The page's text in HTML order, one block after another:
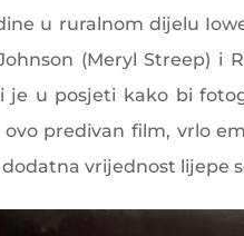
u ruralnom dijelu
(Meryl Streep) i
je u posjeti kako bi
predivan film, vrlo
vrijednost lijepe